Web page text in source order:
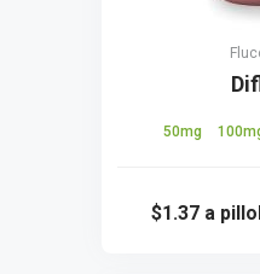
50mg
$1.37 a